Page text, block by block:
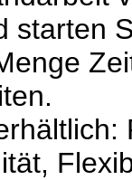
starten